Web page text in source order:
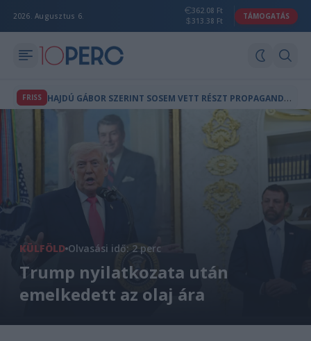
2026. Augusztus 6.
362.08 Ft
313.38 Ft
TÁMOGATÁS
FRISS H
AJDÚ GÁBOR SZERINT SOSEM VETT RÉSZT PROPAGANDAMŰSOROK KÉSZÍTÉSÉBEN
KÜLFÖLD Olvasási idő: 2 perc
Trump nyilatkozata után
emelkedett az olaj ára